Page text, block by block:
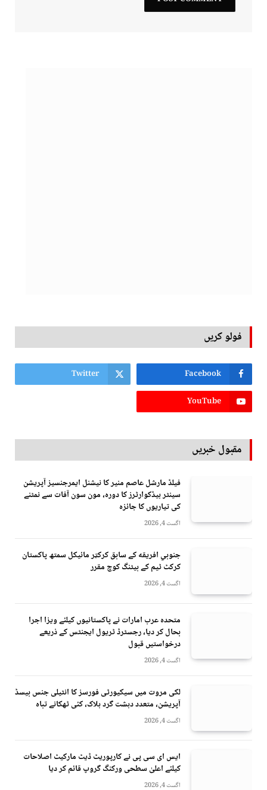
فولو کریں
Facebook
Twitter
YouTube
مقبول خبریں
فیلڈ مارشل عاصم منیر کا نیشنل ایمرجنسیز آپریشن
سینٹر ہیڈکوارٹرز کا دورہ، مون سون آفات سے نمٹنے
کی تیاریوں کا جائزہ
اگست 4, 2026
جنوبي افريقه کے سابق کرکټر مائیکل سمتھ پاکستان
کرکٹ ٹیم کے بیٹنگ کوچ مقرر
اگست 4, 2026
متحدہ عرب امارات نے پاکستانیوں کیلئے ویزا اجرا
بحال کر دیا، رجسٹرڈ ٹریول ایجنٹس کے ذریعے
درخواستیں قبول
اگست 4, 2026
لکی مروت میں سیکیورٹی فورسز کا انٹیلی جنس بیسڈ
آپریشن، متعدد دہشت گرد ہلاک، کئی ٹھکانے تباہ
اگست 4, 2026
ایس ای سی پی نے کارپوریٹ ڈیٹ مارکیٹ اصلاحات
کیلئے اعلیٰ سطحی ورکنگ گروپ قائم کر دیا
اگست 4, 2026